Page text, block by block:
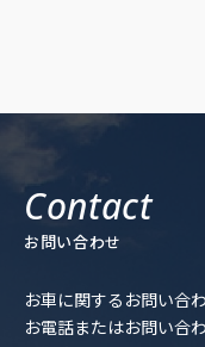
お問い合わせ
お車に関するお問い合
お電話またはお問い合